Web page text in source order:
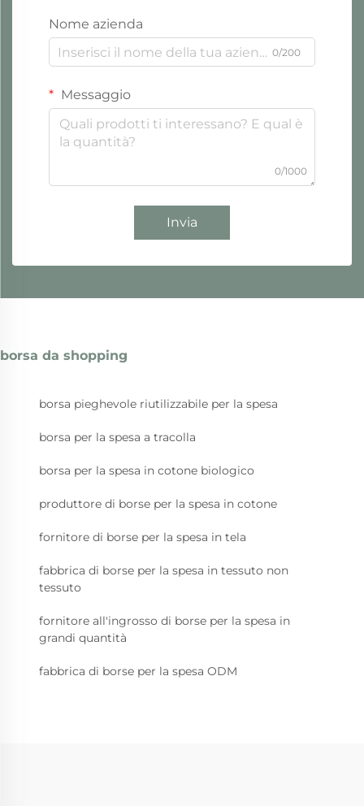
Nome azienda
0/200
Messaggio
0/1000
Invia
borsa da shopping
borsa pieghevole riutilizzabile per la spesa
borsa per la spesa a tracolla
borsa per la spesa in cotone biologico
produttore di borse per la spesa in cotone
fornitore di borse per la spesa in tela
fabbrica di borse per la spesa in tessuto non
tessuto
fornitore all'ingrosso di borse per la spesa in
grandi quantità
fabbrica di borse per la spesa ODM